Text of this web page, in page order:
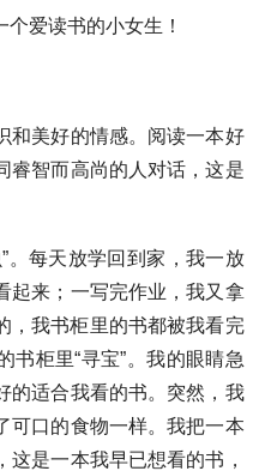
爱读书的小女生！
和美好的情感。阅读一本好
睿智而高尚的人对话，这是
。每天放学回到家，我一放
起来；一写完作业，我又拿
我书柜里的书都被我看完
书柜里“寻宝”。我的眼睛急
的适合我看的书。突然，我
可口的食物一样。我把一本
这是一本我早已想看的书，